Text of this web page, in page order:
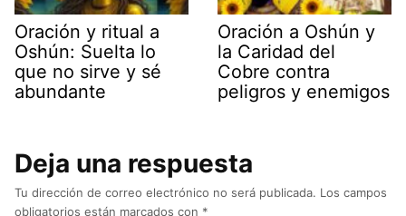
Oración y ritual a
Oshún: Suelta lo
que no sirve y sé
abundante
Oración a Oshún y
la Caridad del
Cobre contra
peligros y enemigos
Deja una respuesta
Tu dirección de correo electrónico no será publicada. Los campos
obligatorios están marcados con *